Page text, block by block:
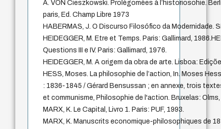
A. VON Cieszkowski. Prolègomèes à l’historiosohie.
paris, Ed. Champ Libre 1973
HABERMAS, J. O Discurso Filosófico da Modernidade.
HEIDEGGER, M. Etre et Temps. Paris: Gallimard,
Questions III e IV. Paris: Gallimard, 1976.
HEIDEGGER, M. A origem da obra de arte. Lisboa:
HESS, Moses. La philosophie de l’action, In. Moses
: 1836-1845 / Gérard Bensussan ; en annexe, trois
et communisme, Philosophie de l'action. Bruxelas: Olms,
MARX, K. Le Capital, Livro 1. Paris: PUF, 1993.
MARX, K. Manuscrits economique-philosophiques de